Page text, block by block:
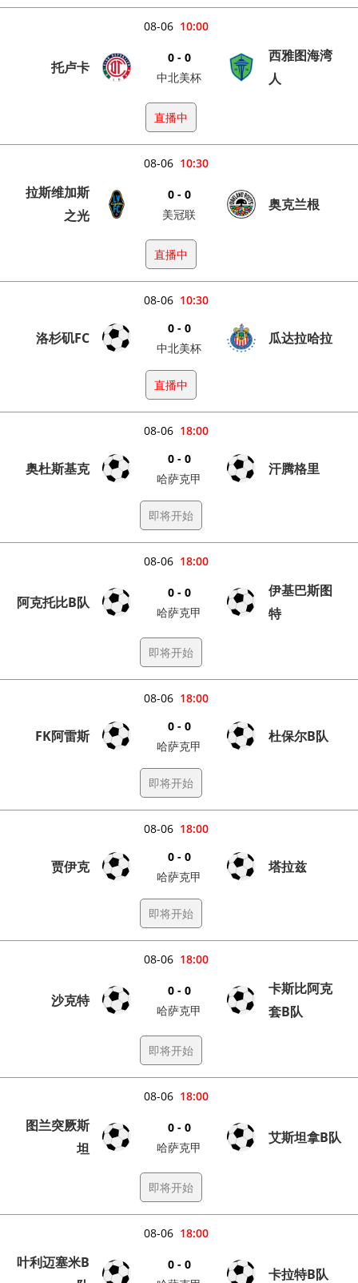
10:00
08-06
托卢卡
0 - 0
中北美杯
西雅图海湾
人
直播中
10:30
08-06
拉斯维加斯
之光
0 - 0
美冠联
奥克兰根
直播中
10:30
08-06
洛杉矶FC
0 - 0
中北美杯
瓜达拉哈拉
直播中
18:00
08-06
奥杜斯基克
0 - 0
哈萨克甲
汗腾格里
即将开始
18:00
08-06
阿克托比B队
0 - 0
哈萨克甲
伊基巴斯图
特
即将开始
18:00
08-06
FK阿雷斯
0 - 0
哈萨克甲
杜保尔B队
即将开始
18:00
08-06
贾伊克
0 - 0
哈萨克甲
塔拉兹
即将开始
18:00
08-06
沙克特
0 - 0
哈萨克甲
卡斯比阿克
套B队
即将开始
18:00
08-06
图兰突厥斯
坦
0 - 0
哈萨克甲
艾斯坦拿B队
即将开始
18:00
08-06
叶利迈塞米B
0 - 0
卡拉特B队